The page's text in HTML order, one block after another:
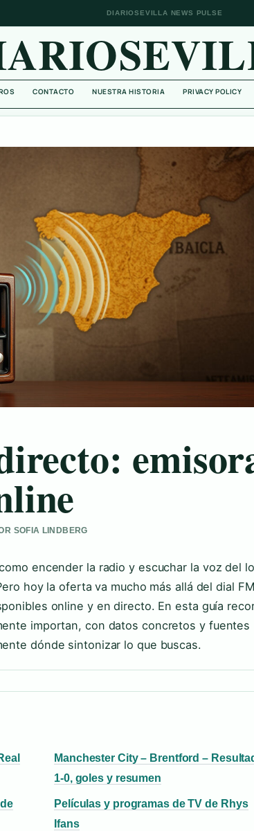
DIARIOSEVILLA NEWS PULSE
CONTACTO NUESTRA HISTORIA PRIVACY POLICY
SOFIA LINDBERG
encender la radio y escuchar la voz del
hoy la oferta va mucho más allá del dial
online y en directo. En esta guía
importan, con datos concretos y fuentes
dónde sintonizar lo que buscas.
Manchester City – Brentford –
1-0, goles y resumen
Películas y programas de TV de Rhys
Ifans